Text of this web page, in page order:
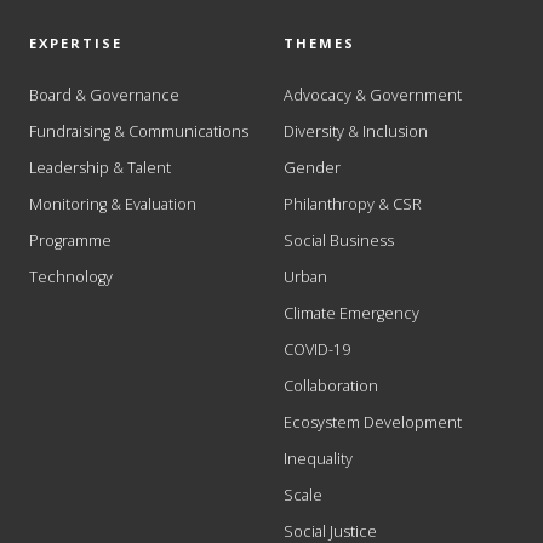
EXPERTISE
Board & Governance
Fundraising & Communications
Leadership & Talent
Monitoring & Evaluation
Programme
Technology
THEMES
Advocacy & Government
Diversity & Inclusion
Gender
Philanthropy & CSR
Social Business
Urban
Climate Emergency
COVID-19
Collaboration
Ecosystem Development
Inequality
Scale
Social Justice